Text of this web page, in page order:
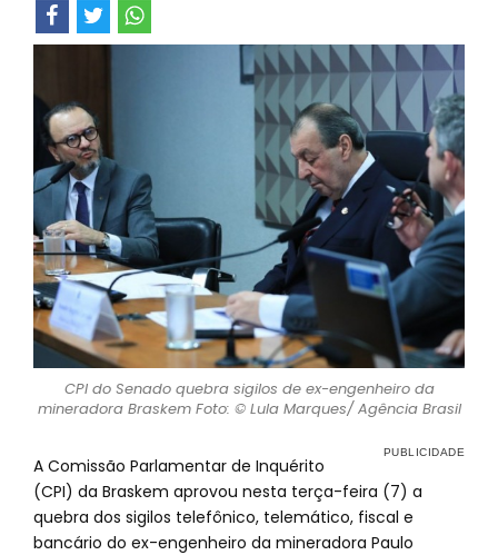
CPI do Senado quebra sigilos de ex-engenheiro da
mineradora Braskem Foto: © Lula Marques/ Agência Brasil
A Comissão Parlamentar de Inquérito
(CPI) da Braskem aprovou nesta terça-feira (7) a
quebra dos sigilos telefônico, telemático, fiscal e
bancário do ex-engenheiro da mineradora Paulo